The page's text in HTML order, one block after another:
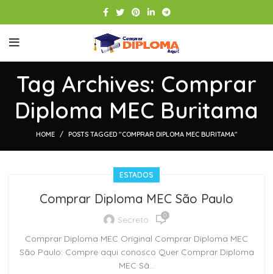
Tag Archives: Comprar
Diploma MEC Buritama
HOME POSTS TAGGED "COMPRAR DIPLOMA MEC BURITAMA"
ESTADOS
Comprar Diploma MEC São Paulo
Secreto 0
Comprar Diploma MEC Original Comprar Diploma MEC
São Paulo: Compre aqui conosco Quer Comprar Diploma
MEC Sã...